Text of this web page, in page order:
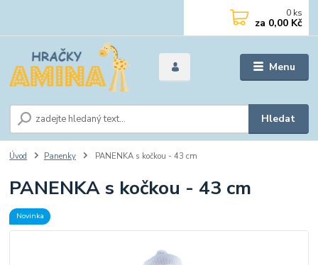
Menu
Hledat
0 ks
za 0,00 Kč
Úvod Panenky PANENKA s kočkou - 43 cm
PANENKA s kočkou - 43 cm
Novinka